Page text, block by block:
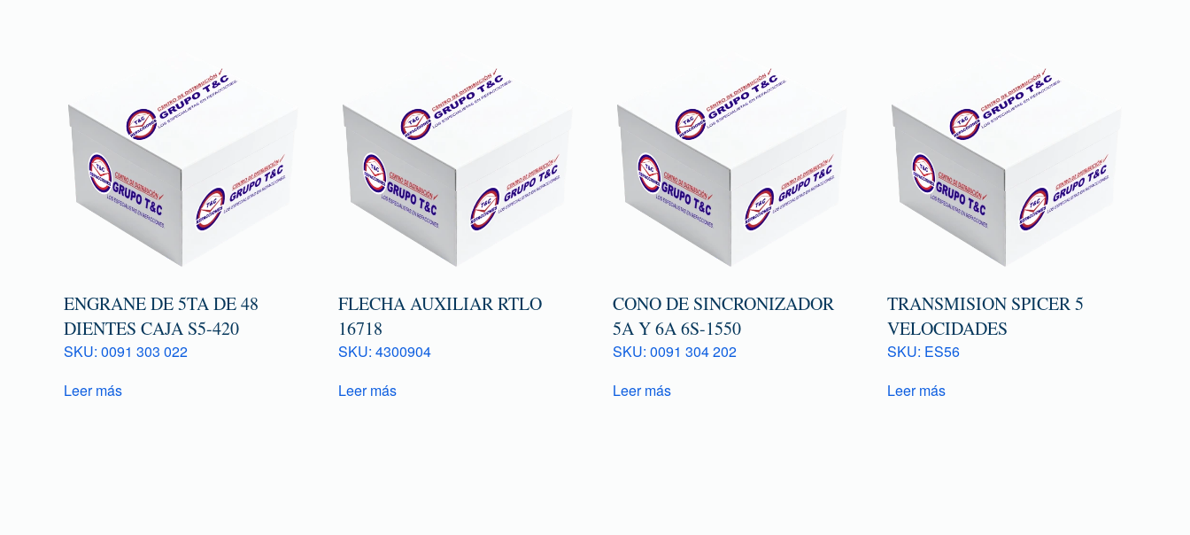
ENGRANE DE 5TA DE 48
DIENTES CAJA S5-420
SKU: 0091 303 022
Leer más
FLECHA AUXILIAR RTLO
16718
SKU: 4300904
Leer más
CONO DE SINCRONIZADOR
5A Y 6A 6S-1550
SKU: 0091 304 202
Leer más
TRANSMISION SPICER 5
VELOCIDADES
SKU: ES56
Leer más